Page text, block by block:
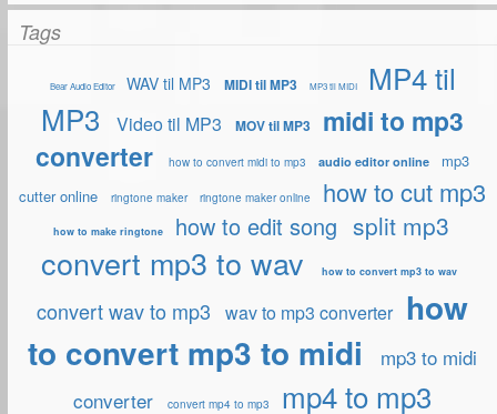
Tags
Bear Audio Editor WAV til MP3 MIDI til MP3 MP3 til MIDI
MP4 til
MP3
Video til MP3 MOV til MP3
midi to mp3
converter
how to convert midi to mp3 audio editor online
mp3
cutter online
ringtone maker ringtone maker online how to cut mp3
how to make ringtone how to edit song split mp3
convert mp3 to wav how to convert mp3 to wav
convert wav to mp3 wav to mp3 converter how
to convert mp3 to midi
mp3 to midi
converter
convert mp4 to mp3
mp4 to mp3